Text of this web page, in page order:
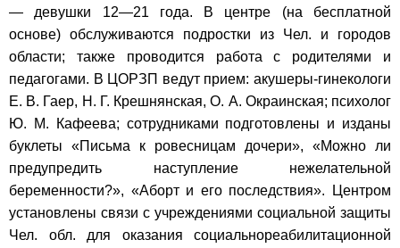
— девушки 12—21 года. В центре (на бесплатной
основе) обслуживаются подростки из Чел. и городов
области; также проводится работа с родителями и
педагогами. В ЦОРЗП ведут прием: акушеры-гинекологи
Е. В. Гаер, Н. Г. Крешнянская, О. А. Окраинская; психолог
Ю. М. Кафеева; сотрудниками подготовлены и изданы
буклеты «Письма к ровесницам дочери», «Можно ли
предупредить наступление нежелательной
беременности?», «Аборт и его последствия». Центром
установлены связи с учреждениями социальной защиты
Чел. обл. для оказания социальнореабилитационной